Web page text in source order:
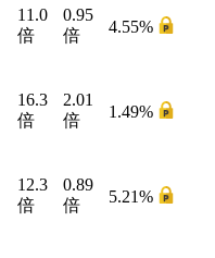
11.0
倍
0.95
倍
4.55%
16.3
倍
2.01
倍
1.49%
12.3
倍
0.89
倍
5.21%